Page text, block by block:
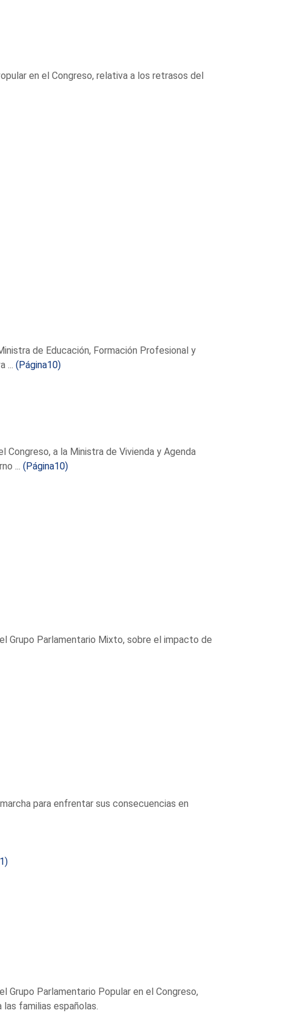
en el Congreso, relativa a los retrasos del
de Educación, Formación Profesional y
... (Página10)
a la Ministra de Vivienda y Agenda
... (Página10)
Grupo Parlamentario Mixto, sobre el impacto de
para enfrentar sus consecuencias en
Parlamentario Popular en el Congreso,
familias españolas.